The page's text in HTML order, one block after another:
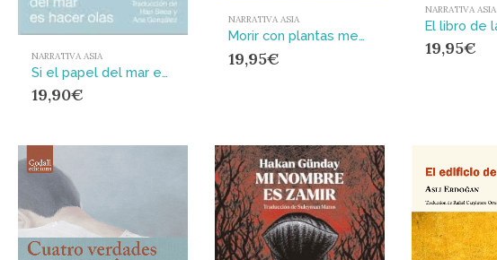
NARRATIVA ASIA
Si el papel del mar es hacer olas
19,90€
NARRATIVA ASIA
Morir con plantas medicinales
19,95€
NARRATIVA ASIA
19,95€